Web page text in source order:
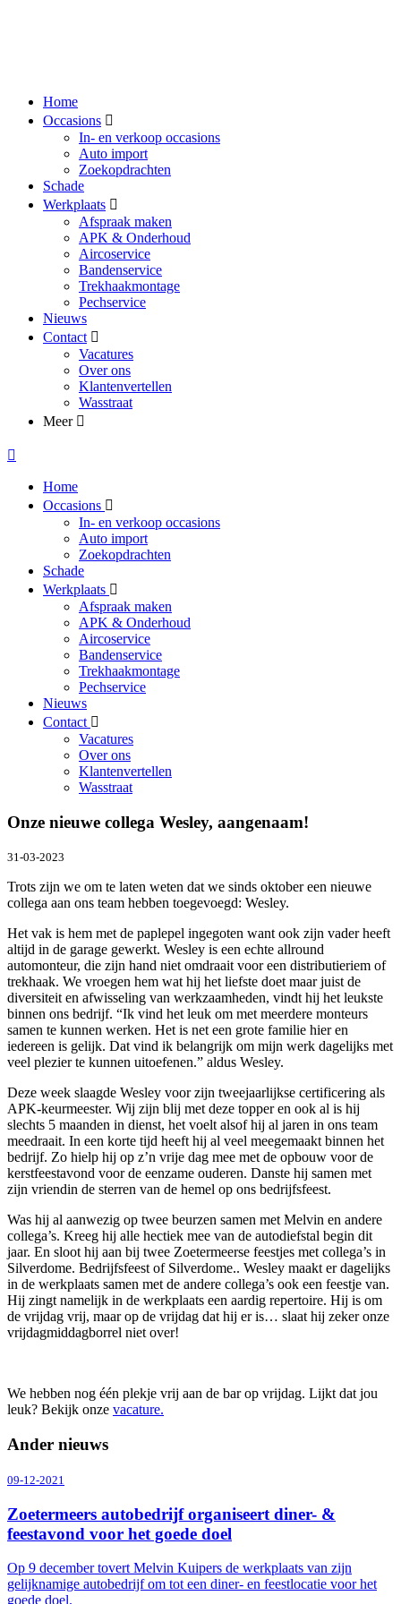
Home
Occasions
In- en verkoop occasions
Auto import
Zoekopdrachten
Schade
Werkplaats
Afspraak maken
APK & Onderhoud
Aircoservice
Bandenservice
Trekhaakmontage
Pechservice
Nieuws
Contact
Vacatures
Over ons
Klantenvertellen
Wasstraat
Meer
Home
Occasions
In- en verkoop occasions
Auto import
Zoekopdrachten
Schade
Werkplaats
Afspraak maken
APK & Onderhoud
Aircoservice
Bandenservice
Trekhaakmontage
Pechservice
Nieuws
Contact
Vacatures
Over ons
Klantenvertellen
Wasstraat
Onze nieuwe collega Wesley, aangenaam!
31-03-2023
Trots zijn we om te laten weten dat we sinds oktober een nieuwe
collega aan ons team hebben toegevoegd: Wesley.
Het vak is hem met de paplepel ingegoten want ook zijn vader heeft
altijd in de garage gewerkt. Wesley is een echte allround
automonteur, die zijn hand niet omdraait voor een distributieriem of
trekhaak. We vroegen hem wat hij het liefste doet maar juist de
diversiteit en afwisseling van werkzaamheden, vindt hij het leukste
binnen ons bedrijf. “Ik vind het leuk om met meerdere monteurs
samen te kunnen werken. Het is net een grote familie hier en
iedereen is gelijk. Dat vind ik belangrijk om mijn werk dagelijks met
veel plezier te kunnen uitoefenen.” aldus Wesley.
Deze week slaagde Wesley voor zijn tweejaarlijkse certificering als
APK-keurmeester. Wij zijn blij met deze topper en ook al is hij
slechts 5 maanden in dienst, het voelt alsof hij al jaren in ons team
meedraait. In een korte tijd heeft hij al veel meegemaakt binnen het
bedrijf. Zo hielp hij op z’n vrije dag mee met de opbouw voor de
kerstfeestavond voor de eenzame ouderen. Danste hij samen met
zijn vriendin de sterren van de hemel op ons bedrijfsfeest.
Was hij al aanwezig op twee beurzen samen met Melvin en andere
collega’s. Kreeg hij alle hectiek mee van de autodiefstal begin dit
jaar. En sloot hij aan bij twee Zoetermeerse feestjes met collega’s in
Silverdome. Bedrijfsfeest of Silverdome.. Wesley maakt er dagelijks
in de werkplaats samen met de andere collega’s ook een feestje van.
Hij zingt namelijk in de werkplaats een aardig repertoire. Hij is om
de vrijdag vrij, maar op de vrijdag dat hij er is… slaat hij zeker onze
vrijdagmiddagborrel niet over!
We hebben nog één plekje vrij aan de bar op vrijdag. Lijkt dat jou
leuk? Bekijk onze vacature.
Ander nieuws
09-12-2021
Zoetermeers autobedrijf organiseert diner- &
feestavond voor het goede doel
Op 9 december tovert Melvin Kuipers de werkplaats van zijn
gelijknamige autobedrijf om tot een diner- en feestlocatie voor het
goede doel.